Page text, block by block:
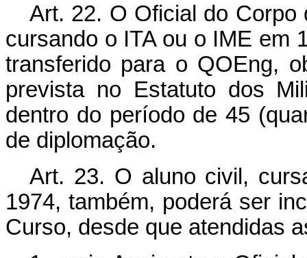
Art. 22. O Oficial do Corpo
cursando o ITA ou o IME em
transferido para o QOEng,
prevista no Estatuto dos
dentro do período de 45
de diplomação.
Art. 23. O aluno civil,
1974, também, poderá ser
Curso, desde que atendidas